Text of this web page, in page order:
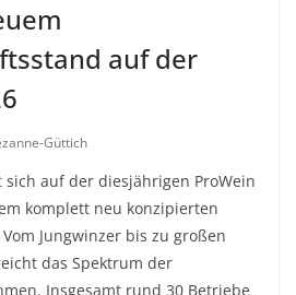
auf der
Güttich
auf der diesjährigen ProWein
komplett neu konzipierten
Jungwinzer bis zu großen
das Spektrum der
Insgesamt rund 30 Betriebe